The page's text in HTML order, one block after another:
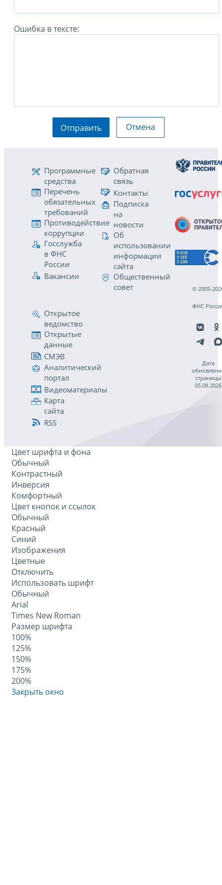
Ошибка в тексте:
Отправить Отмена
Программные
средства
Перечень
обязательных
требований
Противодействие
коррупции
Госслужба
в ФНС
России
Вакансии
Обратная
связь
Контакты
Подписка
на
новости
Об
использовании
информации
сайта
Общественный
совет
Открытое
ведомство
Открытые
данные
СМЭВ
Аналитический
портал
Видеоматериалы
Карта
сайта
RSS
© 2005-
ФНС
Дата
страницы
05.08.2026
Цвет шрифта и фона
Обычный
Контрастный
Инверсия
Комфортный
Цвет кнопок и ссылок
Обычный
Красный
Синий
Изображения
Цветные
Отключить
Использовать шрифт
Обычный
Arial
Times New Roman
Размер шрифта
100%
125%
150%
175%
200%
Закрыть окно